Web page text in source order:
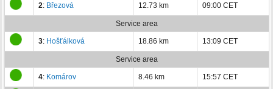
2: Březová 12.73 km 09:00 CET
Service area
3: Hošťálková 18.86 km 13:09 CET
Service area
4: Komárov 8.46 km 15:57 CET